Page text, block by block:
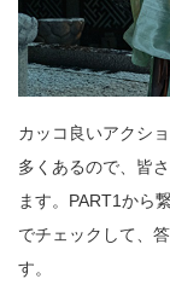
カッコ良いアクシ
多くあるので、皆
ます。PART1から
でチェックして、
す。